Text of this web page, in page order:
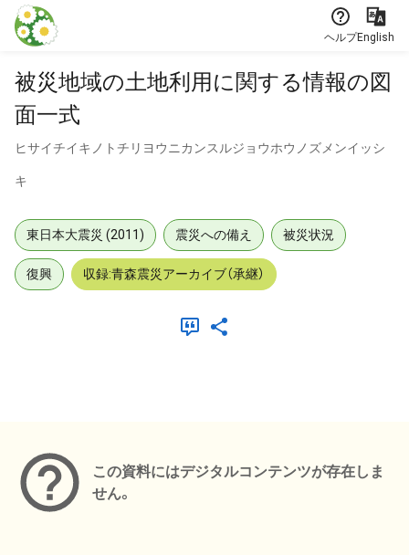
本文に飛ぶ
ヘルプEnglish
被災地域の土地利用に関する情報の図
面一式
ヒサイチイキノトチリヨウニカンスルジョウホウノズメンイッシ
キ
東日本大震災 (2011) 震災への備え 被災状況
復興 収録:青森震災アーカイブ（承継）
この資料にはデジタルコンテンツが存在しま
せん。